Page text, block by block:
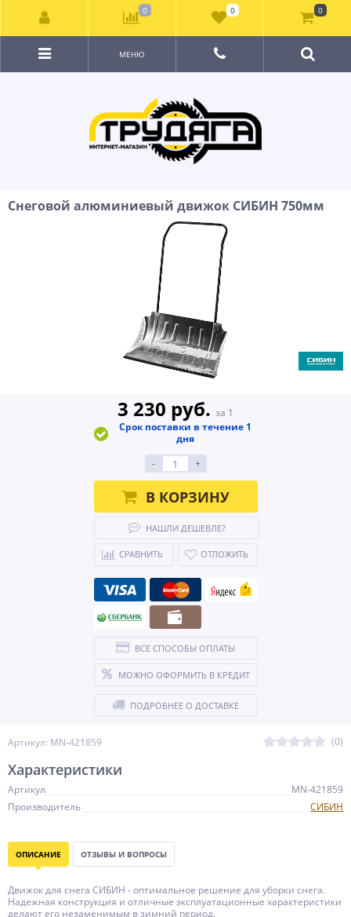
МЕНЮ
Снеговой алюминиевый движок СИБИН 750мм
Артикул: MN-421859 (0)
3 230 руб. за 1
Срок поставки в течение 1
дня
-
+
В КОРЗИНУ
НАШЛИ ДЕШЕВЛЕ?
СРАВНИТЬ ОТЛОЖИТЬ
ВСЕ СПОСОБЫ ОПЛАТЫ
МОЖНО ОФОРМИТЬ В КРЕДИТ
ПОДРОБНЕЕ О ДОСТАВКЕ
Характеристики
Артикул
MN-421859
Производитель
СИБИН
ОПИСАНИЕ ОТЗЫВЫ И ВОПРОСЫ
Движок для снега СИБИН - оптимальное решение для уборки снега.
Надежная конструкция и отличные эксплуатационные характеристики
делают его незаменимым в зимний период.
0 0 0